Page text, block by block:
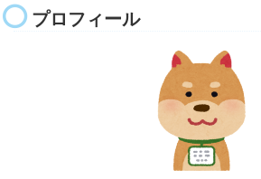
プロフィール